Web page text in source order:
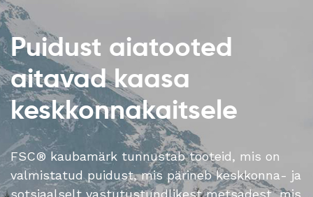
Puidust aiatooted
aitavad kaasa
keskkonnakaitsele
FSC® kaubamärk tunnustab tooteid, mis on
valmistatud puidust, mis pärineb keskkonna- ja
sotsiaalselt vastutustundlikest metsadest, mis